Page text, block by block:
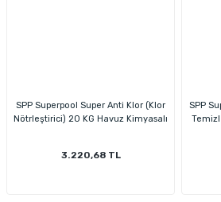
SPP Superpool Super Anti Klor (Klor
Nötrleştirici) 20 KG Havuz Kimyasalı
3.220,68 TL
SPP